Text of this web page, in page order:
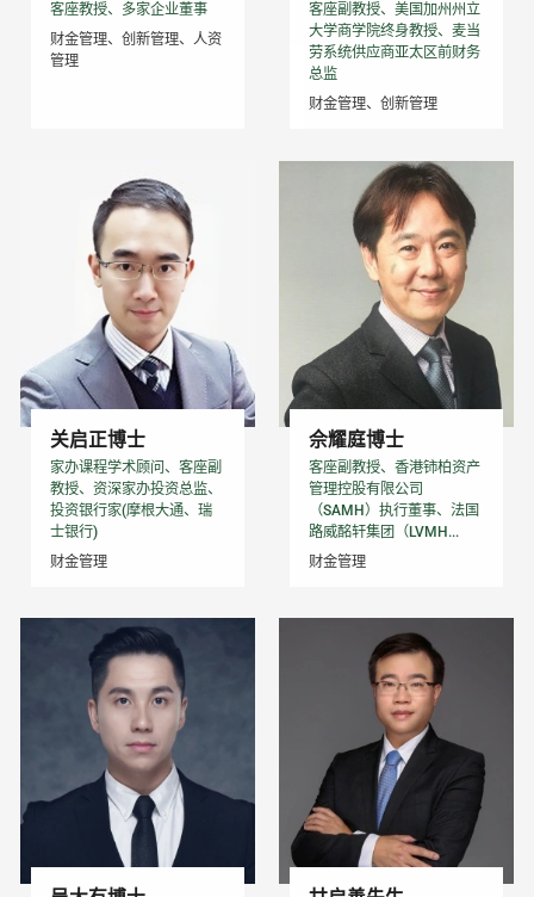
客座教授、多家企业董事
财金管理、创新管理、人资
管理
客座副教授、美国加州州立
大学商学院终身教授、麦当
劳系统供应商亚太区前财务
总监
财金管理、创新管理
关启正博士
家办课程学术顾问、客座副
教授、资深家办投资总监、
投资银行家(摩根大通、瑞
士银行)
财金管理
佘耀庭博士
客座副教授、香港铈柏资产
管理控股有限公司
（SAMH）执行董事、法国
路威酩轩集团（LVMH...
财金管理